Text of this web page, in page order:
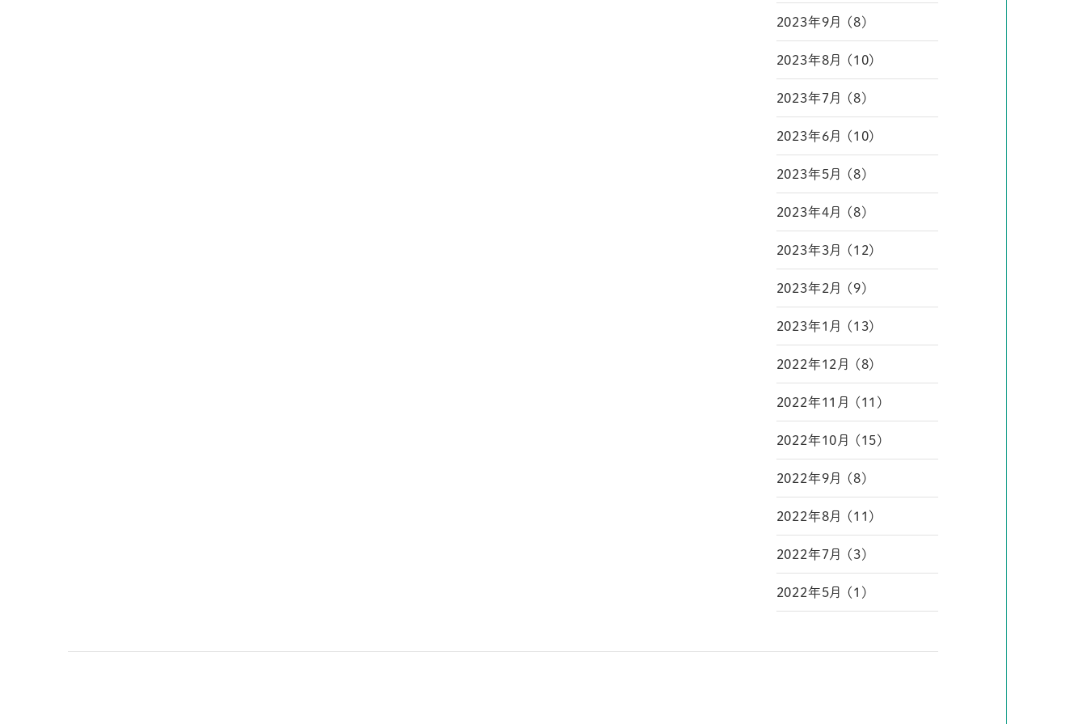
2023年9月 (8)
2023年8月 (10)
2023年7月 (8)
2023年6月 (10)
2023年5月 (8)
2023年4月 (8)
2023年3月 (12)
2023年2月 (9)
2023年1月 (13)
2022年12月 (8)
2022年11月 (11)
2022年10月 (15)
2022年9月 (8)
2022年8月 (11)
2022年7月 (3)
2022年5月 (1)